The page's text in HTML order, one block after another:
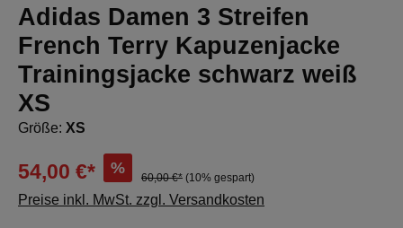
Adidas Damen 3 Streifen
French Terry Kapuzenjacke
Trainingsjacke schwarz weiß
XS
Größe: XS
54,00 €* %
60,00 €* (10% gespart)
Preise inkl. MwSt. zzgl. Versandkosten